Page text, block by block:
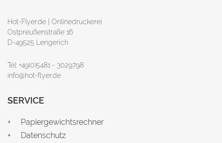
Hot-Flyer.de | Onlinedruckerei
Ostpreußenstraße 16
D-49525 Lengerich
Tel: +49(0)5481 - 3029798
info@hot-flyer.de
SERVICE
Papiergewichtsrechner
Datenschutz